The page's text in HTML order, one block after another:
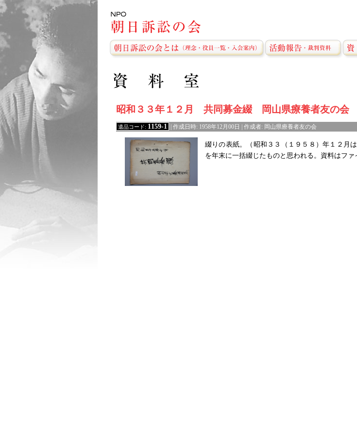
昭和３３年１２月 共同募金綴 岡山県療養者友の会
遺品コード: 1159-1 | 作成日時: 1958年12月00日 | 作成者: 岡山県療養者友の会
綴りの表紙。（昭和３３（１９５８）年１２月
を年末に一括綴じたものと思われる。資料はファ